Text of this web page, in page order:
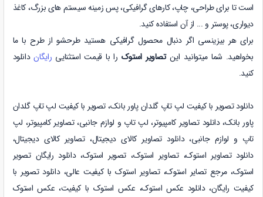
است تا برای طراحی، چاپ، کارهای گرافیکی، پس زمینه سیستم های بزرگ، کاغذ
دیواری، پوستر و ... از آن استفاده کنید.
برای هر بیزینسی اگر دنبال محصول گرافیکی هستید طرحشو از طرح با ما
بخواهید. شما میتوانید این تصاویر استوک را با قیمت استثنایی رایگان دانلود
کنید.
دانلود تصویر با کیفیت لپ تاپ گلدان پاور بانک،تصویر با کیفیت لپ تاپ گلدان
پاور بانک،دانلود تصاویر کامپیوتر، لپ تاپ و لوازم جانبی،تصاویر کامپیوتر، لپ
تاپ و لوازم جانبی، دانلود تصاویر کالای دیجیتال، تصاویر کالای دیجیتال،
دانلود تصاویر استوک، تصاویر استوک، تصویر استوک، دانلود رایگان تصویر
استوک، مرجع تصایر استوک، تصاویر استوک با کیفیت عالی، دانلود تصویر با
کیفیت رایگان، دانلود عکس استوک، عکس استوک با کیفیت، عکس استوک